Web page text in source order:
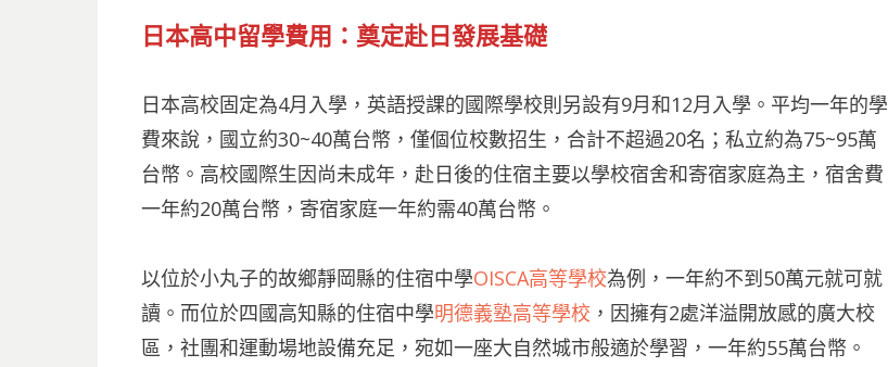
日本高中留學費用 ：奠定赴日發展基礎
日本高校固定為4月入學，英語授課的國際學校則另設有9月和12月入學。平均一年的學
費來說，國立約30~40萬台幣，僅個位校數招生，合計不超過20名；私立約為75~95萬
台幣。高校國際生因尚未成年，赴日後的住宿主要以學校宿舍和寄宿家庭為主，宿舍費
一年約20萬台幣，寄宿家庭一年約需40萬台幣。
以位於小丸子的故鄉靜岡縣的住宿中學OISCA高等學校為例，一年約不到50萬元就可就
讀。而位於四國高知縣的住宿中學明德義塾高等學校 ，因擁有2處洋溢開放感的廣大校
區，社團和運動場地設備充足，宛如一座大自然城市般適於學習，一年約55萬台幣。